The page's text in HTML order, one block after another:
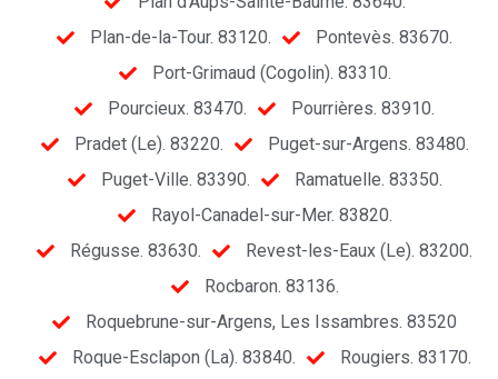
Plan-de-la-Tour. 83120.
Pontevès. 83670.
Port-Grimaud (Cogolin). 83310.
Pourcieux. 83470.
Pourrières. 83910.
Pradet (Le). 83220.
Puget-sur-Argens. 83480.
Puget-Ville. 83390.
Ramatuelle. 83350.
Rayol-Canadel-sur-Mer. 83820.
Régusse. 83630.
Revest-les-Eaux (Le). 83200.
Rocbaron. 83136.
Roquebrune-sur-Argens, Les Issambres. 83520
Roque-Esclapon (La). 83840.
Rougiers. 83170.